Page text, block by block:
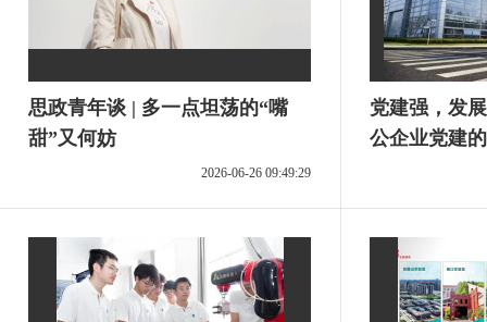
思政青年谈 | 多一点坦荡的“嘴
甜”又何妨
2026-06-26 09:49:29
党建强，发
公企业党建